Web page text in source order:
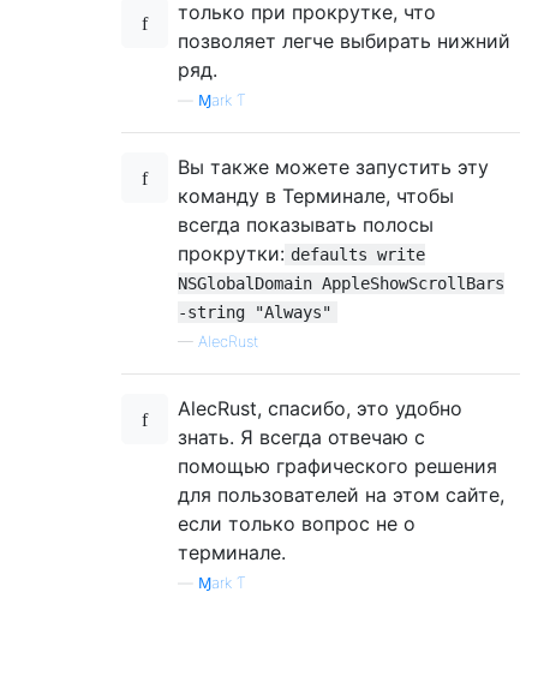
только при прокрутке, что
позволяет легче выбирать нижний
ряд.
Ɱark Ƭ
Вы также можете запустить эту
команду в Терминале, чтобы
всегда показывать полосы
прокрутки: defaults write
NSGlobalDomain AppleShowScrollBars
-string "Always"
— AlecRust
AlecRust, спасибо, это удобно
знать. Я всегда отвечаю с
помощью графического решения
для пользователей на этом сайте,
если только вопрос не о
терминале.
Ɱark Ƭ